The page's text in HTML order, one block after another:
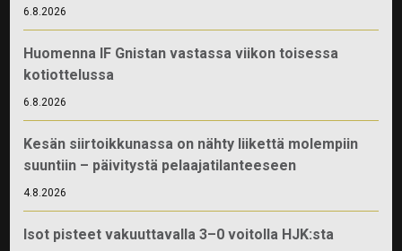
6.8.2026
Huomenna IF Gnistan vastassa viikon toisessa
kotiottelussa
6.8.2026
Kesän siirtoikkunassa on nähty liikettä molempiin
suuntiin – päivitystä pelaajatilanteeseen
4.8.2026
Isot pisteet vakuuttavalla 3–0 voitolla HJK:sta